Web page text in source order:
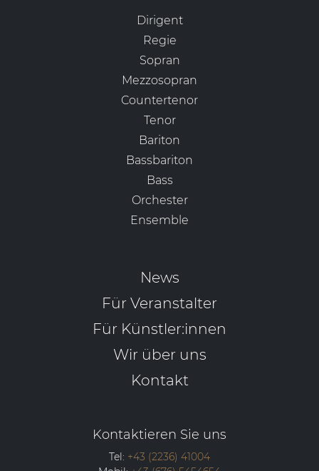
Dirigent
Regie
Sopran
Mezzosopran
Countertenor
Tenor
Bariton
Bassbariton
Bass
Orchester
Ensemble
News
Für Veranstalter
Für Künstler:innen
Wir über uns
Kontakt
Kontaktieren Sie uns
Tel: +43 (2236) 41004